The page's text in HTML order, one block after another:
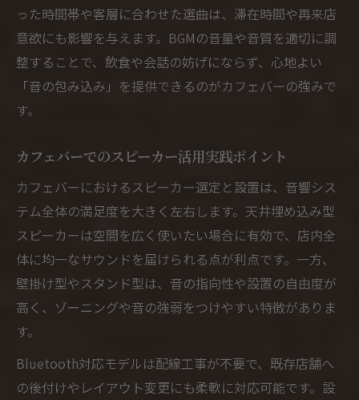
った時間帯や客層に合わせた選曲は、滞在時間や再来店
意欲にも影響を与えます。BGMの音量や音質を適切に調
整することで、飲食や会話の妨げにならず、心地よい
「音の包み込み」を提供できるのがカフェバーの強みで
す。
カフェバーでのスピーカー活用実践ポイント
カフェバーにおけるスピーカー選定と設置は、音響シス
テム全体の満足度を大きく左右します。天井埋め込み型
スピーカーは空間を広く使いたい場合に有効で、店内全
体に均一なサウンドを届けられる点が利点です。一方、
壁掛け型やスタンド型は、音の指向性や設置の自由度が
高く、ゾーニングや音の強弱をつけやすい特徴がありま
す。
Bluetooth対応モデルは配線工事が不要で、既存店舗へ
の後付けやレイアウト変更にも柔軟に対応可能です。設